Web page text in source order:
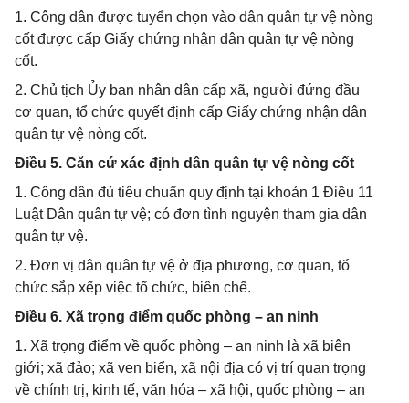
1. Công dân được tuyển chọn vào dân quân tự vệ nòng
cốt được cấp Giấy chứng nhận dân quân tự vệ nòng
cốt.
2. Chủ tịch Ủy ban nhân dân cấp xã, người đứng đầu
cơ quan, tổ chức quyết định cấp Giấy chứng nhận dân
quân tự vệ nòng cốt.
Điều 5. Căn cứ xác định dân quân tự vệ nòng cốt
1. Công dân đủ tiêu chuẩn quy định tại khoản 1 Điều 11
Luật Dân quân tự vệ; có đơn tình nguyện tham gia dân
quân tự vệ.
2. Đơn vị dân quân tự vệ ở địa phương, cơ quan, tổ
chức sắp xếp việc tổ chức, biên chế.
Điều 6. Xã trọng điểm quốc phòng – an ninh
1. Xã trọng điểm về quốc phòng – an ninh là xã biên
giới; xã đảo; xã ven biển, xã nội địa có vị trí quan trọng
về chính trị, kinh tế, văn hóa – xã hội, quốc phòng – an